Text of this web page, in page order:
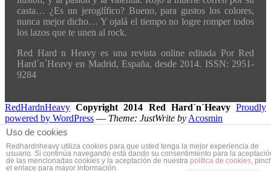
casta… ¿Es un jeroglífico? Bueno, para gustos los colores,
nunca mejor dicho… Y ojalá el tiempo no logre romper todos
los lazos que te unen al rock.
Red Hard n Heavy es una revista online editada Por Red
Hard´n´Heavy en Madrid, España, desde 2014. ISSN: 2951-
9284
RedHardnHeavy Copyright 2014 Red Hard´n´Heavy Proudly
powered by WordPress — Theme: JustWrite by Acosmin
Uso de cookies
Redhardnheavy utiliza cookies para que usted tenga la mejor experiencia de
usuario. Si continúa navegando está dando su consentimiento para la
de las mencionadas cookies y la aceptación de nuestra política de cookies ,
el enlace para mayor información.